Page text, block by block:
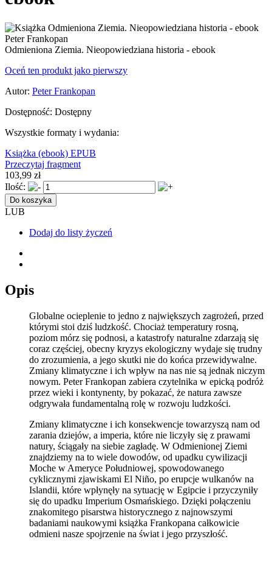
Odmieniona Ziemia. Nieopowiedziana historia - ebook
Oceń ten produkt jako pierwszy
Autor: Peter Frankopan
Dostępność: Dostępny
Wszystkie formaty i wydania:
Książka (ebook) EPUB
Przeczytaj fragment
103,99 zł
Ilość:
Do koszyka
LUB
Dodaj do listy życzeń
Opis
Globalne ocieplenie to jedno z największych zagrożeń, przed
którymi stoi dziś ludzkość. Chociaż temperatury rosną,
poziom mórz się podnosi, a katastrofy naturalne zdarzają się
coraz częściej, obecny kryzys ekologiczny wydaje się trudny
do zrozumienia, a jego skutki nie do końca przewidywalne.
Zmiany klimatyczne i ich wpływ na nas nie są jednak niczym
nowym. Peter Frankopan zabiera czytelnika w epicką podróż
przez wieki i kontynenty, by pokazać, że natura zawsze
odgrywała fundamentalną rolę w rozwoju ludzkości.
Zmiany klimatyczne i ich konsekwencje towarzyszą nam od
zarania dziejów, a imperia, które nie liczyły się z prawami
natury, ściągały na siebie zagładę. W Odmienionej Ziemi
znajdziemy na to wiele dowodów, od upadku cywilizacji
Moche w Ameryce Południowej, spowodowanego
cyklicznymi zjawiskami El Niño, po erupcje wulkanów na
Islandii, które wpłynęły na sytuację w Egipcie i przyczyniły
się do upadku Imperium Osmańskiego. Dzięki połączeniu
znakomitego pisarstwa historycznego z najnowszymi
badaniami naukowymi książka Frankopana całkowicie
odmieni nasze spojrzenie na świat i jego przyszłość.